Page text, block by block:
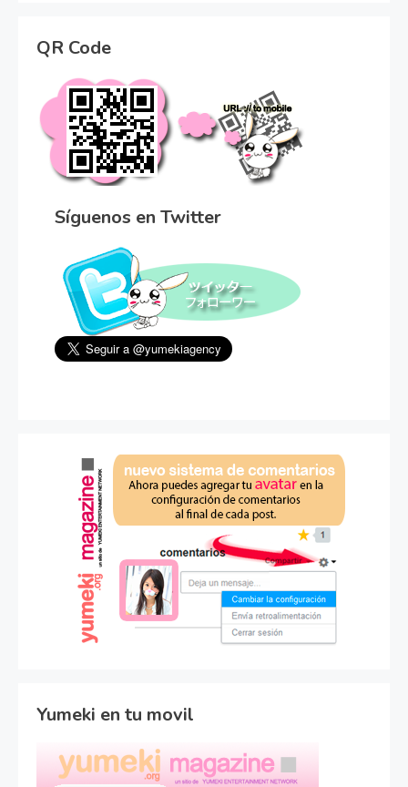
QR Code
Síguenos en Twitter
Yumeki en tu movil